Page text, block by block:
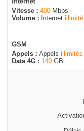
Vitesse : 400 Mbps
Volume : Internet illimité
GSM
Appels : Appels illimités
Data 4G : 140 GB